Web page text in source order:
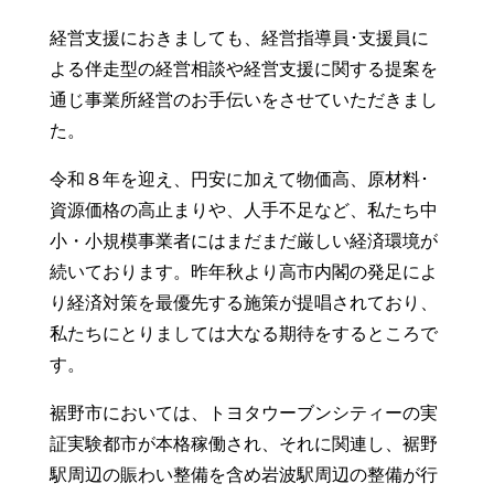
経営支援におきましても、経営指導員･支援員に
よる伴走型の経営相談や経営支援に関する提案を
通じ事業所経営のお手伝いをさせていただきまし
た。
令和８年を迎え、円安に加えて物価高、原材料･
資源価格の高止まりや、人手不足など、私たち中
小・小規模事業者にはまだまだ厳しい経済環境が
続いております。昨年秋より高市内閣の発足によ
り経済対策を最優先する施策が提唱されており、
私たちにとりましては大なる期待をするところで
す。
裾野市においては、トヨタウーブンシティーの実
証実験都市が本格稼働され、それに関連し、裾野
駅周辺の賑わい整備を含め岩波駅周辺の整備が行